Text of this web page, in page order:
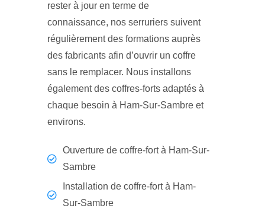
rester à jour en terme de
connaissance, nos serruriers suivent
régulièrement des formations auprès
des fabricants afin d’ouvrir un coffre
sans le remplacer. Nous installons
également des coffres-forts adaptés à
chaque besoin à Ham-Sur-Sambre et
environs.
Ouverture de coffre-fort à Ham-Sur-
Sambre
Installation de coffre-fort à Ham-
Sur-Sambre